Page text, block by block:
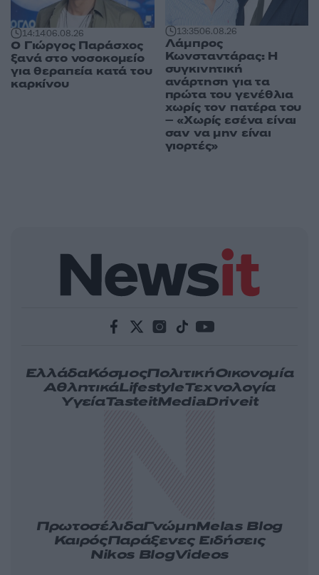
14:1406.08.26
O Γιώργος Παράσχος
ξανά στο νοσοκομείο
για θεραπεία κατά του
καρκίνου
13:3506.08.26
Λάμπρος
Κωνσταντάρας: Η
συγκινητική
ανάρτηση για τα
πρώτα του γενέθλια
χωρίς τον πατέρα του
– «Χωρίς εσένα είναι
σαν να μην είναι
γιορτές»
ΕλλάδαΚόσμοςΠολιτικήΟικονομία
ΑθλητικάLifestyleΤεχνολογία
ΥγείαTasteitMediaDriveit
ΠρωτοσέλιδαΓνώμηMelas Blog
ΚαιρόςΠαράξενες Ειδήσεις
Nikos BlogVideos